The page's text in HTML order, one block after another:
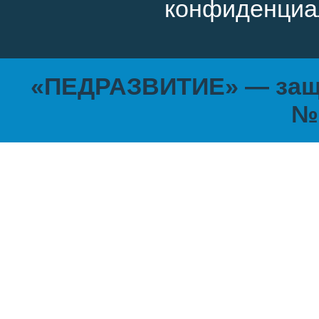
условиях
характеризуется
«ПЕДРАЗВИТИЕ» —